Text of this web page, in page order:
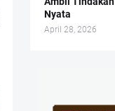
Nyata
April 28, 2026